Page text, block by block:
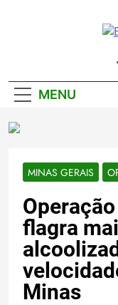
MENU
MINAS GERAIS
flagra
Minas